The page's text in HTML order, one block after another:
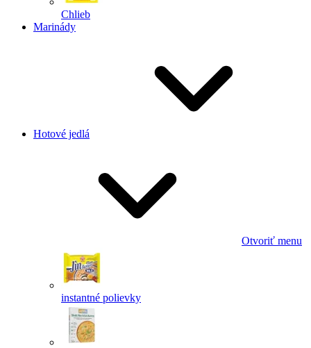
Chlieb
Marinády
Hotové jedlá
Otvoriť menu
instantné polievky